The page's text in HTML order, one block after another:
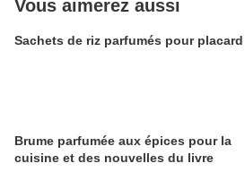
Vous aimerez aussi
Sachets de riz parfumés pour placard
Brume parfumée aux épices pour la
cuisine et des nouvelles du livre